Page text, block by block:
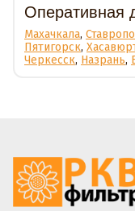
Оперативная
Махачкала,
Пятигорск,
Черкесск, Назрань,